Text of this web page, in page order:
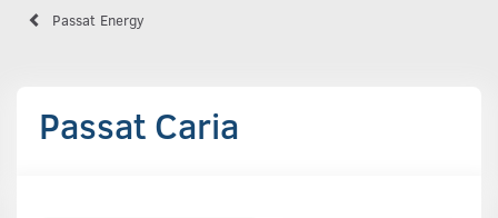
Passat Energy
Passat Caria